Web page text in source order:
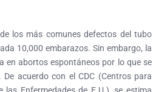
los más comunes defectos del tubo
10,000 embarazos. Sin embargo, la
en abortos espontáneos por lo que se
acuerdo con el CDC (Centros para